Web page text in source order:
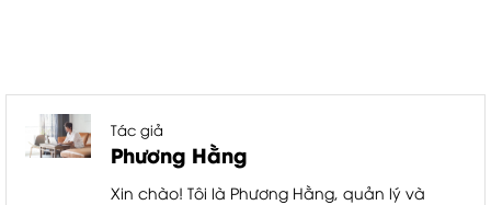
Tác giả
Phương Hằng
Xin chào! Tôi là Phương Hằng, quản lý và